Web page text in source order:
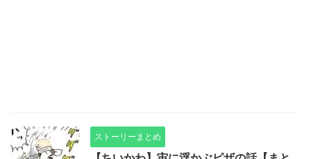
ストーリーまとめ